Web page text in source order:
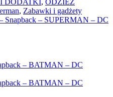
DODATKI, ODZIEŻ
, Zabawki i gadżety
Snapback – SUPERMAN – DC